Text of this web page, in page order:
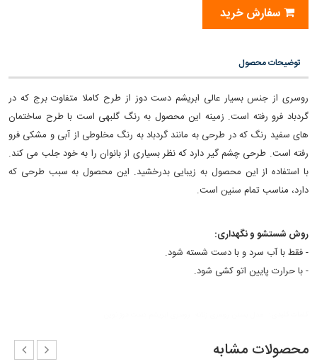
سفارش خرید
توضیحات محصول
روسری از جنس بسیار عالی ابریشم دست دوز از طرح کاملا متفاوت برج که در
گردباد فرو رفته است. زمینه این محصول به رنگ گلبهی است با طرح ساختمان
های سفید رنگ که در طرحی به مانند گردباد به رنگ مخلوطی از آبی و مشکی فرو
رفته است. طرحی چشم گیر دارد که نظر بسیاری از بانوان را به خود جلب می کند.
با استفاده از این محصول به زیبایی بدرخشید. این محصول به سبب طرحی که
دارد، مناسب تمام سنین است.
روش شستشو و نگهداری:
- فقط با آب سرد و با دست شسته شود.
- با حرارت پایین اتو کشی شود.
محصولات مشابه